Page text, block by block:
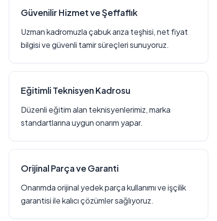
Güvenilir Hizmet ve Şeffaflık
Uzman kadromuzla çabuk arıza teşhisi, net fiyat
bilgisi ve güvenli tamir süreçleri sunuyoruz.
Eğitimli Teknisyen Kadrosu
Düzenli eğitim alan teknisyenlerimiz, marka
standartlarına uygun onarım yapar.
Orijinal Parça ve Garanti
Onarımda orijinal yedek parça kullanımı ve işçilik
garantisi ile kalıcı çözümler sağlıyoruz.